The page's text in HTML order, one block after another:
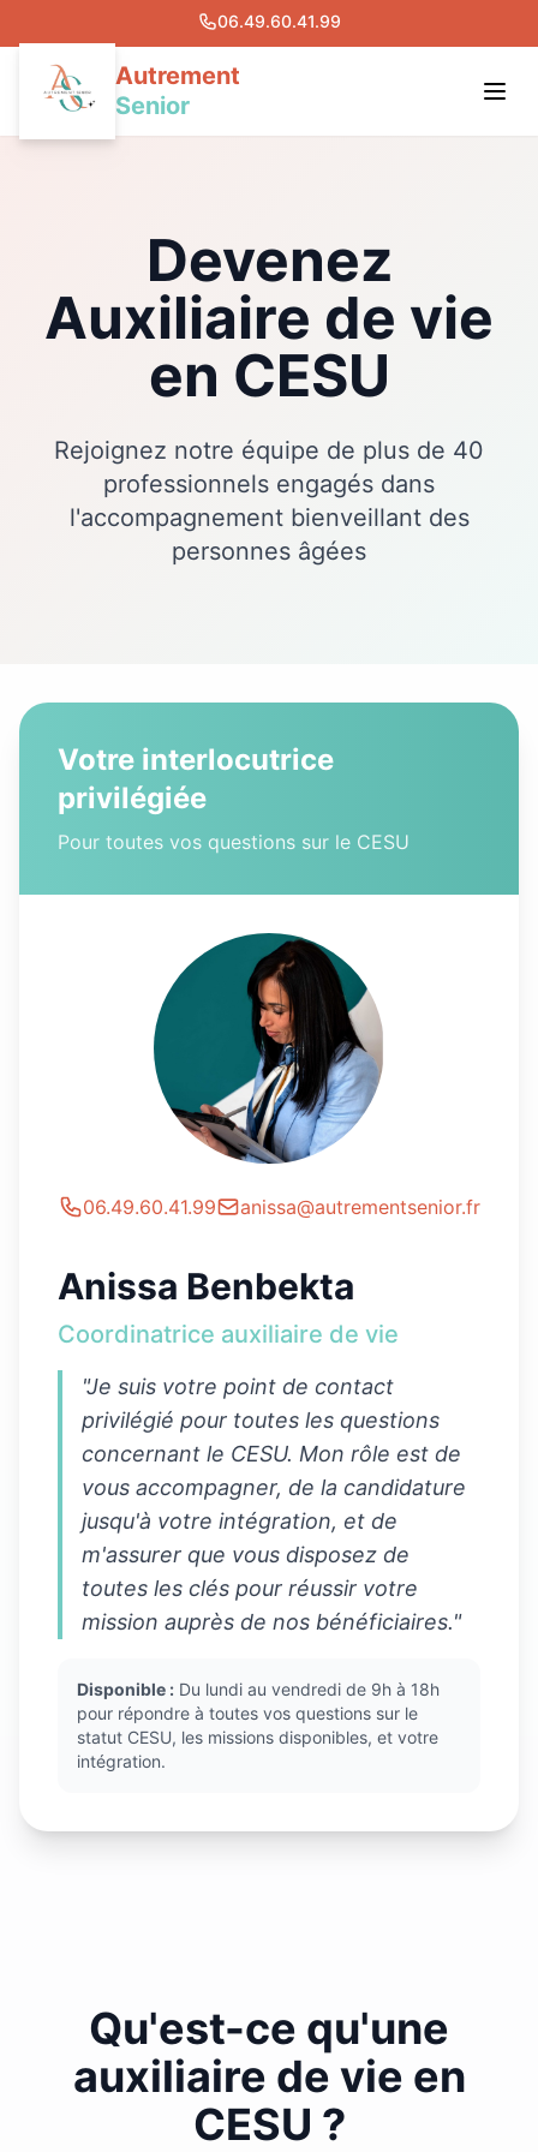
06.49.60.41.99
Autrement
Senior
Presse
Devenir Care Manager
Ouvrez votre Agence
Notre centre de formation
Nous Contacter
Devenez
Auxiliaire de vie
en CESU
Rejoignez notre équipe de plus de 40
professionnels engagés dans
l'accompagnement bienveillant des
personnes âgées
Votre interlocutrice
privilégiée
Pour toutes vos questions sur le CESU
06.49.60.41.99 anissa@autrementsenior.fr
Anissa Benbekta
Coordinatrice auxiliaire de vie
"Je suis votre point de contact
privilégié pour toutes les questions
concernant le CESU. Mon rôle est de
vous accompagner, de la candidature
jusqu'à votre intégration, et de
m'assurer que vous disposez de
toutes les clés pour réussir votre
mission auprès de nos bénéficiaires."
Disponible : Du lundi au vendredi de 9h à 18h
pour répondre à toutes vos questions sur le
statut CESU, les missions disponibles, et votre
intégration.
Qu'est-ce qu'une
auxiliaire de vie en
CESU ?